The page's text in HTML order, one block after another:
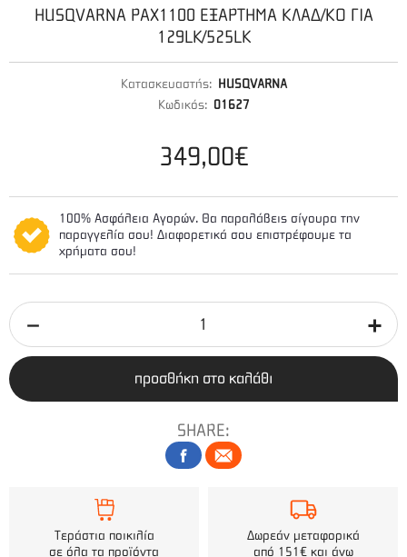
HUSQVARNA PAX1100 ΕΞΑΡΤΗMΑ ΚΛΑΔ/ΚΟ ΓΙΑ
129LK/525LK
Κατασκευαστής: HUSQVARNA
Κωδικός: 01627
349,00€
100% Ασφάλεια Αγορών. Θα παραλάβεις σίγουρα την
παραγγελία σου! Διαφορετικά σου επιστρέφουμε τα
χρήματα σου!
προσθήκη στο καλάθι
SHARE:
Τεράστια ποικιλία
σε όλα τα προϊόντα
Δωρεάν μεταφορικά
από 151€ και άνω